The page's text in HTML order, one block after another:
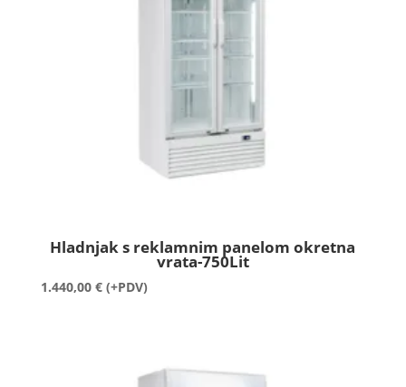
Hladnjak s reklamnim panelom okretna
vrata-750Lit
1.440,00 € (+PDV)